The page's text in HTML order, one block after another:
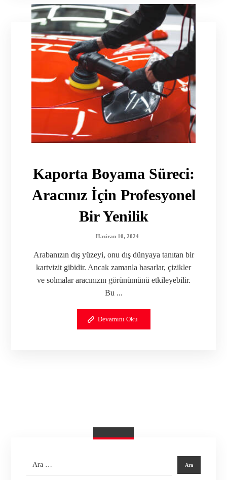
Kaporta Boyama Süreci:
Aracınız İçin Profesyonel
Bir Yenilik
Haziran 10, 2024
Arabanızın dış yüzeyi, onu dış dünyaya tanıtan bir
kartvizit gibidir. Ancak zamanla hasarlar, çizikler
ve solmalar aracınızın görünümünü etkileyebilir.
Bu ...
Devamını Oku